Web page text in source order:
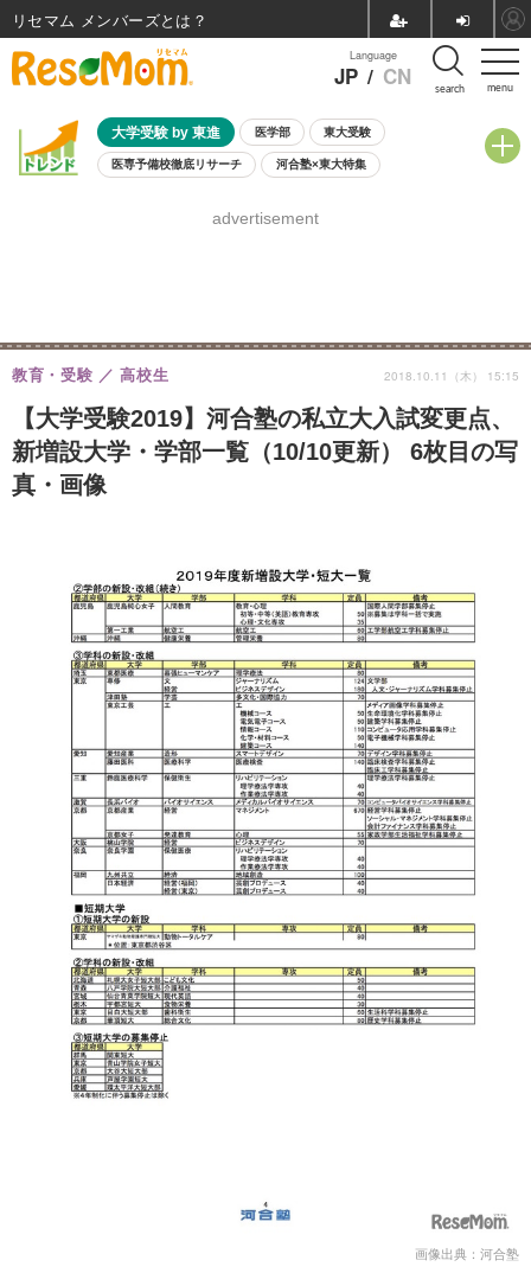
menu
Language
JP / CN search
大学受験 by 東進 医学部 東大受験
医専予備校徹底リサーチ 河合塾×東大特集
8月開催学校説明会・相談会
advertisement
【大学受験2019】河合塾の私立大入試変更点、
新増設大学・学部一覧（10/10更新） 6枚目の写
真・画像
教育・受験 高校生 2018.10.11（木） 15:15
画像出典：河合塾
リセマム メンバーズ